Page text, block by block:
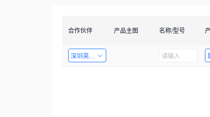
合作伙伴 产品主图 名称/型号
深圳英飞拓科技股份有限公司